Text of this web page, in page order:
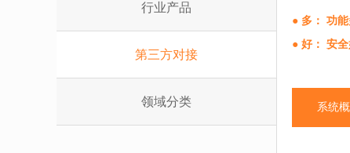
行业产品
第三方对接
领域分类
● 多： 功
● 好： 安
系统